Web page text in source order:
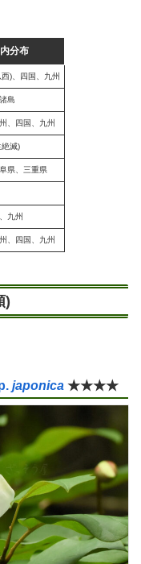
分布
)、四国、九州
島
、四国、九州
絶滅)
県、三重県
九州
、四国、九州
)
japonica ★★★★